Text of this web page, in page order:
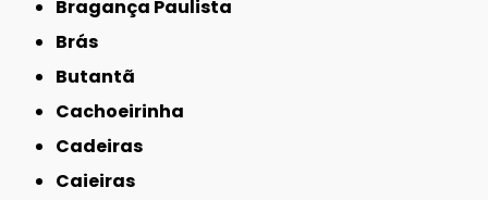
Bragança Paulista
Brás
Butantã
Cachoeirinha
Cadeiras
Caieiras